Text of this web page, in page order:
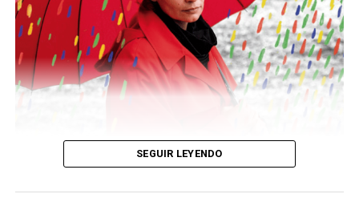
Descargar la Mu en PDF
SEGUIR LEYENDO